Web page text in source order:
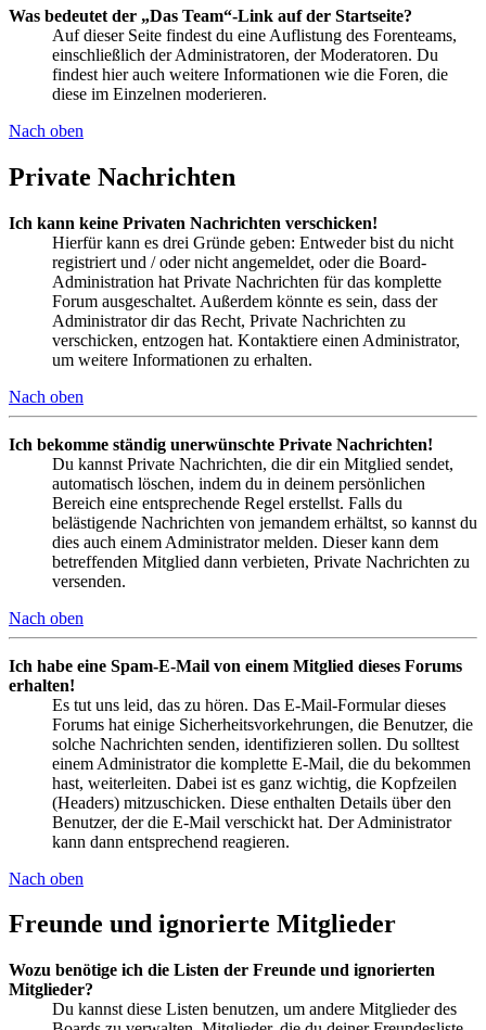
Was bedeutet der „Das Team“-Link auf der Startseite?
Auf dieser Seite findest du eine Auflistung des Forenteams,
einschließlich der Administratoren, der Moderatoren. Du
findest hier auch weitere Informationen wie die Foren, die
diese im Einzelnen moderieren.
Nach oben
Private Nachrichten
Ich kann keine Privaten Nachrichten verschicken!
Hierfür kann es drei Gründe geben: Entweder bist du nicht
registriert und / oder nicht angemeldet, oder die Board-
Administration hat Private Nachrichten für das komplette
Forum ausgeschaltet. Außerdem könnte es sein, dass der
Administrator dir das Recht, Private Nachrichten zu
verschicken, entzogen hat. Kontaktiere einen Administrator,
um weitere Informationen zu erhalten.
Nach oben
Ich bekomme ständig unerwünschte Private Nachrichten!
Du kannst Private Nachrichten, die dir ein Mitglied sendet,
automatisch löschen, indem du in deinem persönlichen
Bereich eine entsprechende Regel erstellst. Falls du
belästigende Nachrichten von jemandem erhältst, so kannst du
dies auch einem Administrator melden. Dieser kann dem
betreffenden Mitglied dann verbieten, Private Nachrichten zu
versenden.
Nach oben
Ich habe eine Spam-E-Mail von einem Mitglied dieses Forums
erhalten!
Es tut uns leid, das zu hören. Das E-Mail-Formular dieses
Forums hat einige Sicherheitsvorkehrungen, die Benutzer, die
solche Nachrichten senden, identifizieren sollen. Du solltest
einem Administrator die komplette E-Mail, die du bekommen
hast, weiterleiten. Dabei ist es ganz wichtig, die Kopfzeilen
(Headers) mitzuschicken. Diese enthalten Details über den
Benutzer, der die E-Mail verschickt hat. Der Administrator
kann dann entsprechend reagieren.
Nach oben
Freunde und ignorierte Mitglieder
Wozu benötige ich die Listen der Freunde und ignorierten
Mitglieder?
Du kannst diese Listen benutzen, um andere Mitglieder des